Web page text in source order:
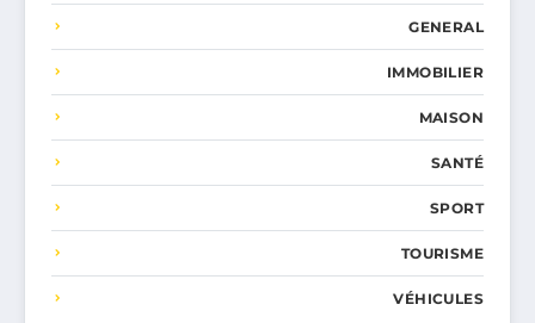
GENERAL
IMMOBILIER
MAISON
SANTÉ
SPORT
TOURISME
VÉHICULES